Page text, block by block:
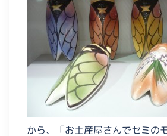
から、「お土産屋さんでセミの